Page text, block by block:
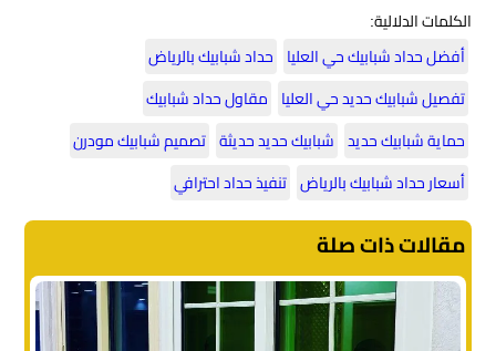
الكلمات الدلالية:
أفضل حداد شبابيك حي العليا حداد شبابيك بالرياض
تفصيل شبابيك حديد حي العليا مقاول حداد شبابيك
حماية شبابيك حديد شبابيك حديد حديثة تصميم شبابيك مودرن
أسعار حداد شبابيك بالرياض تنفيذ حداد احترافي
مقالات ذات صلة